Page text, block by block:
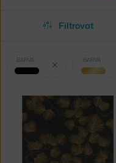
Filtrovat
Vybrané
filtry:
BARVA
černá
BARVA
zlatá